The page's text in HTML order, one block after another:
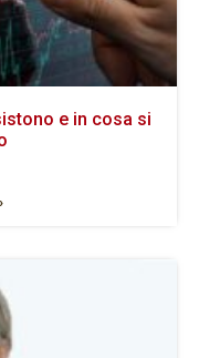
e in cosa si